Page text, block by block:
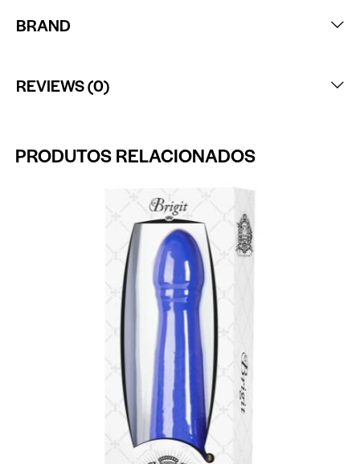
BRAND
REVIEWS (0)
PRODUTOS RELACIONADOS